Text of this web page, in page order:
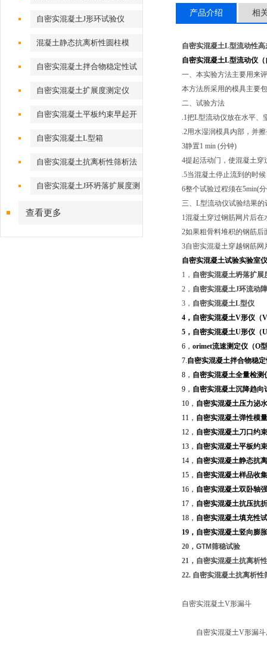
试模
自密实混凝土J形环试验仪
混凝土静态抗离析性圆柱模
自密实混凝土拌合物稳定性试
验筒
自密实混凝土扩展度测定仪
自密实混凝土平板约束早起开
裂试验模具
自密实混凝土L型箱
自密实混凝土抗离析性筛析法
试验仪
自密实混凝土J环坍落扩展度测
查看更多
产品介绍 相
自密实混凝土L型流动性
自密实混凝土L型流动仪
一、本实验方法主要用来
本方法所采用的模具主要
二、试验方法
.1把L型流动仪放在水平、
.2用水湿润模具内部，并
3静置1 min (分钟)
4提起活动门，使混凝土
.5当混凝土停止流到的时
6整个试验过程须在5min(
三、L型流动仪试验结果的
1混凝土穿过钢筋网片后
2如果粗骨料堆积的钢筋
3自密实混凝土穿越钢筋
自密实混凝土试验实验室
1 ， 自密实混凝土坍落扩展
2 ， 自密实混凝土J环流动
3 ， 自密实混凝土L型仪
4 ，自密实混凝土V形仪（V
5 ，自密实混凝土U形仪（U
6 ， orimet流速测定仪（O
7.自密实混凝土拌合物稳
8 ， 自密实混凝土全量检测
9 ， 自密实混凝土沉降趋向
10 ， 自密实混凝土压力泌
11 ， 自密实混凝土弹性模
12 ， 自密实混凝土刀口约
13 ， 自密实混凝土平板约
14 ， 自密实混凝土静态抗
15 ， 自密实混凝土样品收
16 ， 自密实混凝土双卧轴
17 ， 自密实混凝土抗压抗
18 ， 自密实混凝土填充性
19 ，自密实混凝土竖向膨
20 ， GTM筛稳试验
21 ，自密实混凝土抗离析
22. 自密实混凝土抗离析性
自密实混凝土V形漏斗
自密实混凝土V形漏